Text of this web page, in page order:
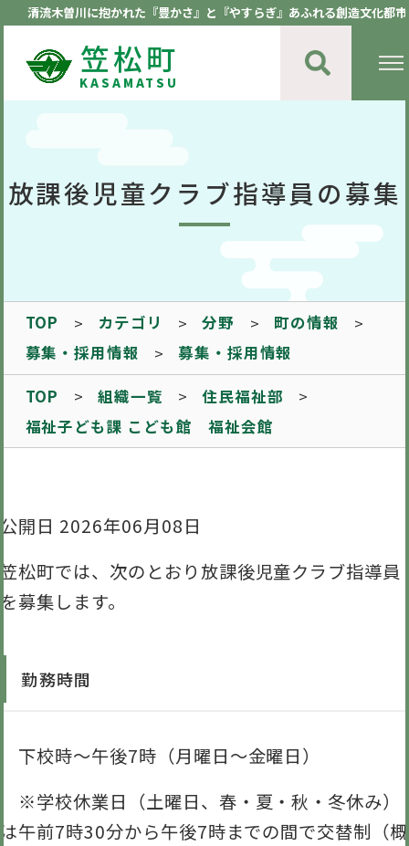
清流木曽川に抱かれた『豊かさ』と『やすらぎ』あふれる創造文化都市
笠松町
KASAMATSU
放課後児童クラブ指導員の募集
TOP カテゴリ 分野
町の情報
募集・採用情報
募集・採用情報
TOP
組織一覧
住民福祉部
福祉子ども課 こども館 福祉会館
公開日 2026年06月08日
笠松町では、次のとおり放課後児童クラブ指導員
を募集します。
勤務時間
下校時～午後7時（月曜日～金曜日）
※学校休業日（土曜日、春・夏・秋・冬休み）
は午前7時30分から午後7時までの間で交替制（概